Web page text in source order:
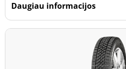
Daugiau informacijos